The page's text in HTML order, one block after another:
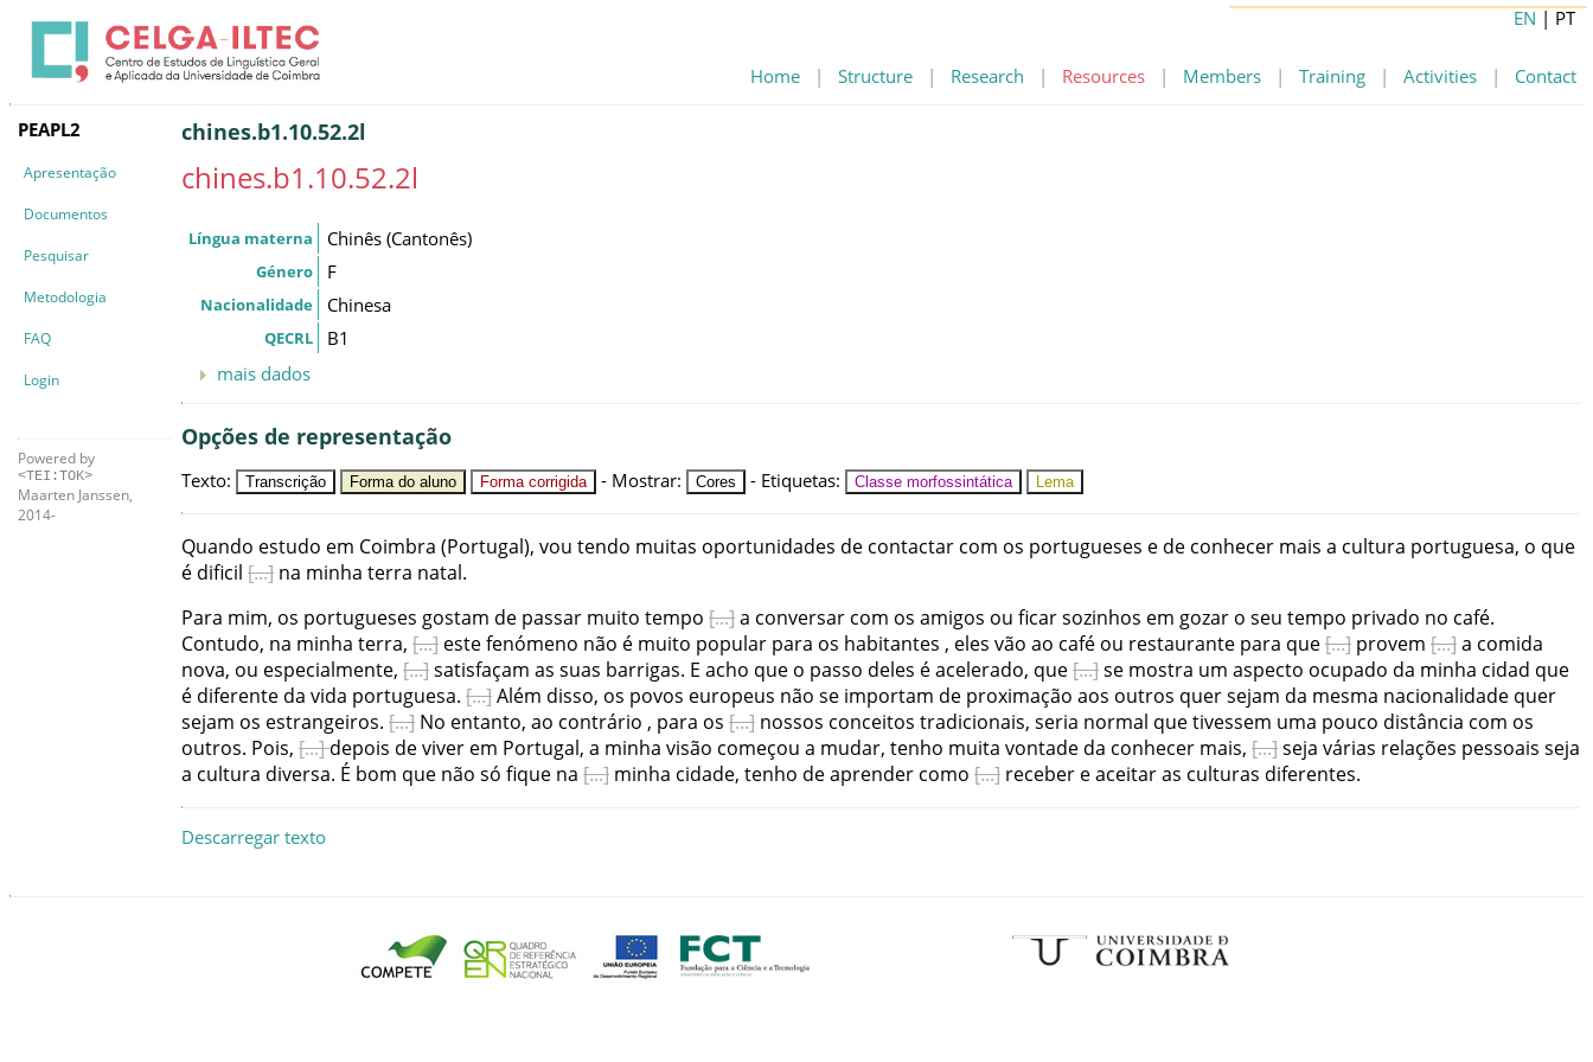
Home | Structure | Research | Resources | Members | Training | Activities | Contact
EN | PT
PEAPL2
Apresentação
Documentos
Pesquisar
Metodologia
FAQ
Login
Powered by
<TEI:TOK>
Maarten Janssen,
2014-
chines.b1.10.52.2l
chines.b1.10.52.2l
Língua materna Chinês (Cantonês)
Género F
Nacionalidade Chinesa
QECRL
B1
mais dados
Opções de representação
Texto: Transcrição Forma do aluno Forma corrigida - Mostrar: Cores - Etiquetas: Classe morfossintática Lema
Quando estudo em Coimbra (Portugal), vou tendo muitas oportunidades de contactar com os portugueses e de conhecer mais a cultura portuguesa, o que
é dificil na minha terra natal.
Para mim, os portugueses gostam de passar muito tempo a conversar com os amigos ou ficarsozinhos em gozar o seu tempo privado no café.
Contudo, na minha terra, estefenómeno não é muito popular para os habitantes , eles vão ao café ou restaurante para que provem a comida
nova, ou especialmente, satisfaçam as suas barrigas. E acho que o passo deles éacelerado, que se mostra um aspecto ocupado da minha cidad que
é diferente da vida portuguesa. Além disso, os povos europeus não se importam de proximação aos outros quersejam da mesma nacionalidade quer
sejam os estrangeiros. No entanto, ao contrário , para os nossos conceitos tradicionais, seria normal quetivessem uma pouco distância com os
outros. Pois, depois deviver em Portugal, a minha visão começou a mudar, tenho muita vontade da conhecer mais, seja várias relações pessoais seja
a cultura diversa. É bom que não só fique na minha cidade, tenho deaprender como receber eaceitaras culturas diferentes.
Descarregar texto